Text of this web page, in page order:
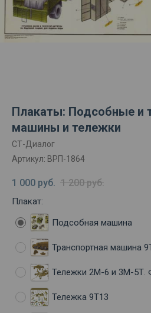
Плакаты: Подсобные и
машины и тележки
СТ-Диалог
Артикул: ВРП-1864
1 000 руб. 1 200 руб.
Плакат:
Подсобная машина
Транспортная машина
Тележки 2М-6 и 3М-5Т.
Тележка 9Т13